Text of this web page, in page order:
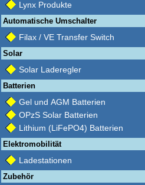
Lynx Produkte
Automatische Umschalter
Filax / VE Transfer Switch
Solar
Solar Laderegler
Batterien
Gel und AGM Batterien
OPzS Solar Batterien
Lithium (LiFePO4) Batterien
Elektromobilität
Ladestationen
Zubehör